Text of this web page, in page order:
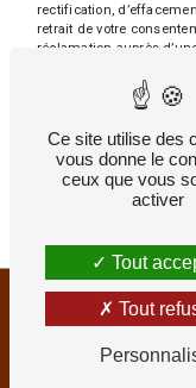
rectification,
retrait de votre
réclamation auprès
sort de vos données
voie postale à l'adresse
justificatif d'identité
données pendant la
de prescription légale
contentieux. Vous avez
au démarchage
.
Vistalid- 2026 -
Ce site utilise des
vous donne le
ceux que vous
activer
Tout
Tout